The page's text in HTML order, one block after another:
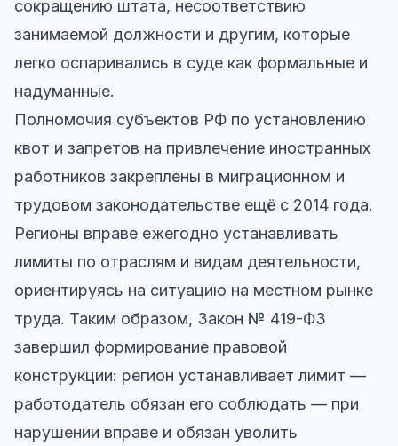
сокращению штата, несоответствию
занимаемой должности и другим, которые
легко оспаривались в суде как формальные и
надуманные.
Полномочия субъектов РФ по установлению
квот и запретов на привлечение иностранных
работников закреплены в миграционном и
трудовом законодательстве ещё с 2014 года.
Регионы вправе ежегодно устанавливать
лимиты по отраслям и видам деятельности,
ориентируясь на ситуацию на местном рынке
труда. Таким образом, Закон № 419-ФЗ
завершил формирование правовой
конструкции: регион устанавливает лимит —
работодатель обязан его соблюдать — при
нарушении вправе и обязан уволить